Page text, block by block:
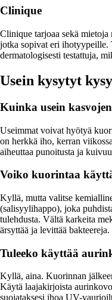
Clinique
Clinique tarjoaa sekä
jotka sopivat eri ihotyypeille.
dermatologisesti testattuja,
Usein kysytyt
Kuinka usein
Useimmat voivat hyötyä
on herkkä iho, kerran
aiheuttaa punoitusta ja
Voiko kuorintaa
Kyllä, mutta valitse
(salisyylihappo), joka
tulehdusta. Vältä karkeita
ärsyttää ja levittää bakteereja.
Tuleeko käyttää
Kyllä, aina. Kuorinnan
Käytä laajakirjoista
suojataksesi ihoa UV-